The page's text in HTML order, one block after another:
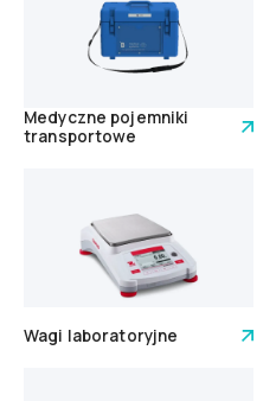
Medyczne pojemniki
transportowe
Wagi laboratoryjne